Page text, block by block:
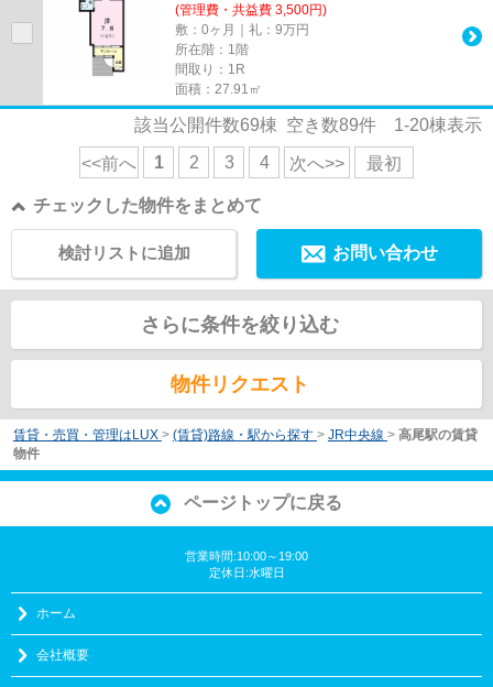
(管理費・共益費 3,500円)
敷：0ヶ月｜礼：9万円
所在階：1階
間取り：1R
面積：27.91㎡
該当公開件数69棟 空き数89件 1-20棟表示
<<前へ 1 2 3 4 次へ>> 最初
チェックした物件をまとめて
お問い合わせ
検討リストに追加
さらに条件を絞り込む
物件リクエスト
賃貸・売買・管理はLUX > (賃貸)路線・駅から探す > JR中央線 > 高尾駅の賃貸
物件
ページトップに戻る
営業時間:10:00～19:00
定休日:水曜日
ホーム
会社概要